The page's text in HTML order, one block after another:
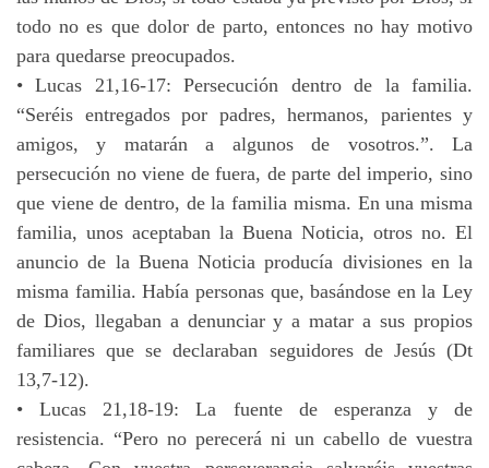
todo no es que dolor de parto, entonces no hay motivo
para quedarse preocupados.
• Lucas 21,16-17: Persecución dentro de la familia.
“Seréis entregados por padres, hermanos, parientes y
amigos, y matarán a algunos de vosotros.”. La
persecución no viene de fuera, de parte del imperio, sino
que viene de dentro, de la familia misma. En una misma
familia, unos aceptaban la Buena Noticia, otros no. El
anuncio de la Buena Noticia producía divisiones en la
misma familia. Había personas que, basándose en la Ley
de Dios, llegaban a denunciar y a matar a sus propios
familiares que se declaraban seguidores de Jesús (Dt
13,7-12).
• Lucas 21,18-19: La fuente de esperanza y de
resistencia. “Pero no perecerá ni un cabello de vuestra